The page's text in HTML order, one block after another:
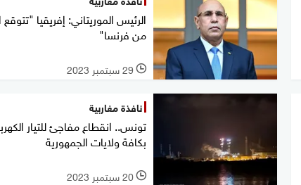
الرئيس الموريتاني: إفريقيا "تتوقع
من فرنسا"
l 29 سبتمبر 2023
نافذة مغاربية
تونس.. انقطاع مفاجئ للتيار
بكافة ولايات الجمهورية
l 20 سبتمبر 2023